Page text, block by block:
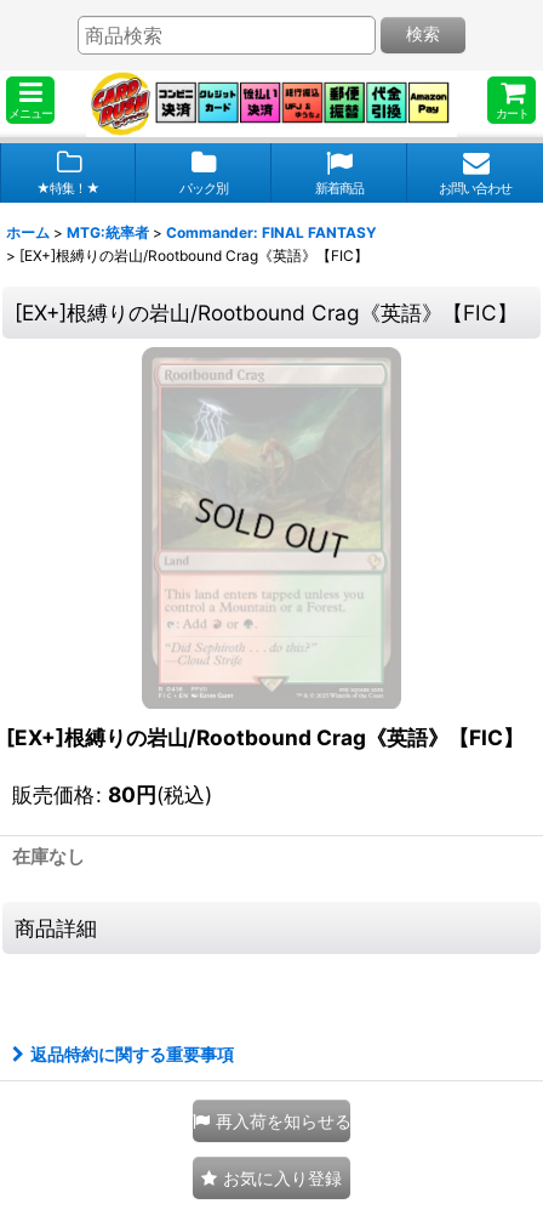
メニュー カート
検索
★特集！★ パック別 新着商品 お問い合わせ
ホーム > MTG:統率者 > Commander: FINAL FANTASY
> [EX+]根縛りの岩山/Rootbound Crag《英語》【FIC】
[EX+]根縛りの岩山/Rootbound Crag《英語》【FIC】
[EX+]根縛りの岩山/Rootbound Crag《英語》【FIC】
販売価格: 80円(税込)
在庫なし
商品詳細
返品特約に関する重要事項
再入荷を知らせる
お気に入り登録